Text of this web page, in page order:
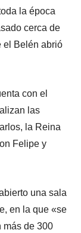
la época
cerca de
el Belén abrió
con el
las
la Reina
Felipe y
una sala
en la que «se
más de 300